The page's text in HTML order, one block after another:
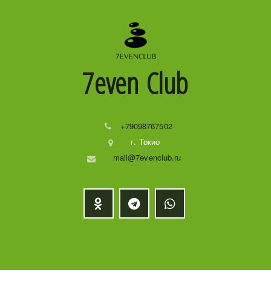
7even Club
+79098767502
г. Токио
mail@7evenclub.ru